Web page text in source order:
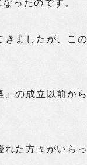
ったのです。
きましたが、こ
』の成立以前か
れた方々がいら